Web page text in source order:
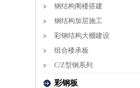
钢结构阁楼搭建
钢结构加层施工
彩钢结构大棚建设
组合楼承板
C/Z型钢系列
彩钢板